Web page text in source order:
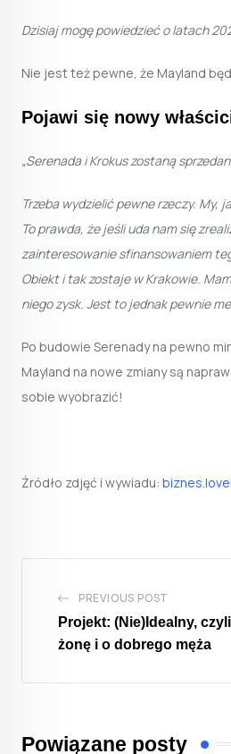
Dzisiaj mogę powiedzieć o latach
Nie jest też pewne, że Mayland
Pojawi się nowy
„Serenada i Krokus zostaną
Trzeba wydzielić pewne rzeczy.
To prawda, że jeśli uda nam się
zainteresowanie sfinansowaniem
Obiekt i tak zostaje w Krakowie.
niego zysk. Jest to jednak pewnie
Po budowie Serenady na pewno
Mayland na nowe zmiany są
sobie wyobrazić!
Źródło zdjęć i wywiadu:
PREVIOUS POST
Projekt: (Nie)Idealny,
żonę i o dobrego męża
Powiązane posty